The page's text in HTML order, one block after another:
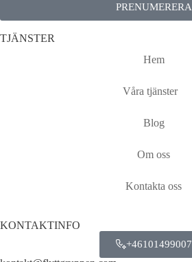
PRENUMERERA
TJÄNSTER
Hem
Våra tjänster
Blog
Om oss
Kontakta oss
KONTAKTINFO
+46101499007